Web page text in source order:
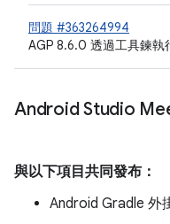
問題 #363264994
AGP 8.6.0 透過工具鍊執
Android Studio
與以下項目共同發布：
Android Gradle 外